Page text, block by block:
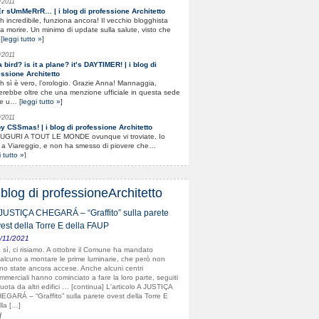
sUmMeRrR… | i blog di professione Architetto
incredibile, funziona ancora! Il vecchio blogghista
morire. Un minimo di update sulla salute, visto che
leggi tutto »]
bird? is it a plane? it’s DAYTIMER! | i blog di
Architetto
sì è vero, l’orologio. Grazie Anna! Mannaggia,
oltre che una menzione ufficiale in questa sede
u… [leggi tutto »]
CSSmas! | i blog di professione Architetto
A TOUT LE MONDE ovunque vi troviate. Io
Viareggio, e non ha smesso di piovere che…
tutto »]
al soft loft | i blog di professione Architetto
bunnies in dorothy’s land … Continua a
[...] [leggi tutto »]
2010
tua pagina. Anche io studio a Firenze! (Architettura,
[leggi tutto »
2010
sun is elsewhere ciao fede by london! mi piace
cosi', suona bene ti racconta..il pedegree non si…
tutto »
di professioneArchitetto
CHEGARÁ – “Graffito” sulla parete
della Torre E della FAUP
11/2021
sì, ci risiamo. A ottobre il Comune ha mandato
a montare le prime luminarie, che però non
state ancora accese. Anche alcuni centri
hanno cominciato a fare la loro parte, seguiti
da altri edifici … [continua] L'articolo A JUSTIÇA
– “Graffito” sulla parete ovest della Torre E
[…]